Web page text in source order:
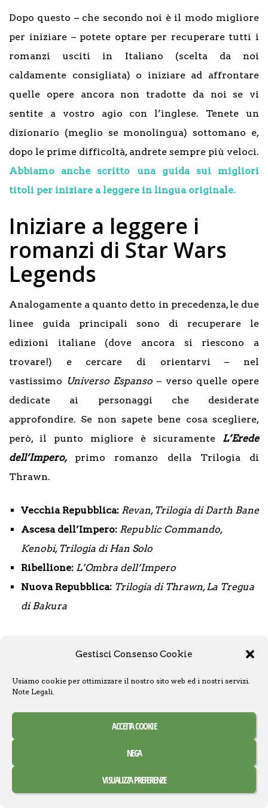
Gestisci Consenso Cookie
Usiamo cookie per ottimizzare il nostro sito web ed i nostri servizi.
Note Legali.
ACCETTA COOKIE
NEGA
VISUALIZZA PREFERENZE
Dopo questo – che secondo noi è il modo migliore
per iniziare – potete optare per recuperare tutti i
romanzi usciti in Italiano (scelta da noi
caldamente consigliata) o iniziare ad affrontare
quelle opere ancora non tradotte da noi se vi
sentite a vostro agio con l’inglese. Tenete un
dizionario (meglio se monolingua) sottomano e,
dopo le prime difficoltà, andrete sempre più veloci.
Abbiamo anche scritto una guida sui migliori
titoli per iniziare a leggere in lingua originale.
Iniziare a leggere i
romanzi di Star Wars
Legends
Analogamente a quanto detto in precedenza, le due
linee guida principali sono di recuperare le
edizioni italiane (dove ancora si riescono a
trovare!) e cercare di orientarvi – nel
vastissimo Universo Espanso – verso quelle opere
dedicate ai personaggi che desiderate
approfondire. Se non sapete bene cosa scegliere,
però, il punto migliore è sicuramente L’Erede
dell’Impero, primo romanzo della Trilogia di
Thrawn.
Vecchia Repubblica: Revan, Trilogia di Darth Bane
Ascesa dell’Impero: Republic Commando,
Kenobi, Trilogia di Han Solo
Ribellione: L’Ombra dell’Impero
Nuova Repubblica: Trilogia di Thrawn, La Tregua
di Bakura
mercato dell’usato ma, a partire dal 2022, Panini si
è lanciata nella pubblicazione anche dei romanzi
Legends con la sua collana
Legends.
Darth Bane – Il sentiero della distruzione